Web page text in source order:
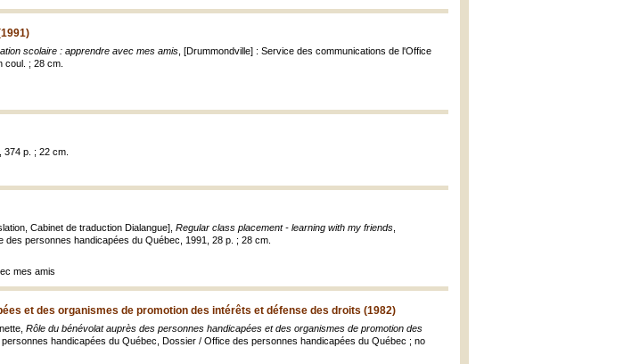
scolaire : apprendre avec mes amis , [Drummondville] : Service des communications de l'Office
coul. ; 28 cm.
374 p. ; 22 cm.
Cabinet de traduction Dialangue], Regular class placement - learning with my friends
personnes handicapées du Québec, 1991, 28 p. ; 28 cm.
mes amis
et des organismes de promotion des intérêts et défense des droits (1982)
Rôle du bénévolat auprès des personnes handicapées et des organismes de promotion des
personnes handicapées du Québec, Dossier / Office des personnes handicapées du Québec ; no